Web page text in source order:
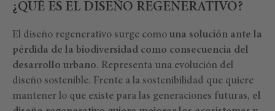
¿QUÉ ES EL DISEÑO REGENERATIVO?
El diseño regenerativo surge como una solución ante la
pérdida de la biodiversidad como consecuencia del
desarrollo urbano. Representa una evolución del
diseño sostenible. Frente a la sostenibilidad que quiere
mantener lo que existe para las generaciones futuras, el